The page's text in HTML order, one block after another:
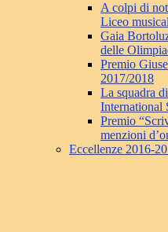
A colpi di
Liceo
Gaia
delle
Premio
2017/2018
La squadra
International
Premio
menzioni
Eccellenze 2016-